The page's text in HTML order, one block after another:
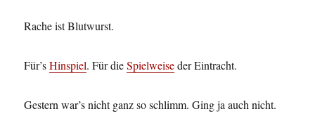
Rache ist Blutwurst.
Für’sHinspiel. Für dieSpielweiseder Eintracht.
Gestern war’s nicht ganz so schlimm. Ging ja auch nicht.